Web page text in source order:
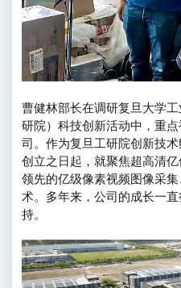
曹健林部长在调研复旦大学
研院）科技创新活动中，重
司。作为复旦工研院创新技
创立之日起，就聚焦超高清
领先的亿级像素视频图像采
术。多年来，公司的成长一
持。